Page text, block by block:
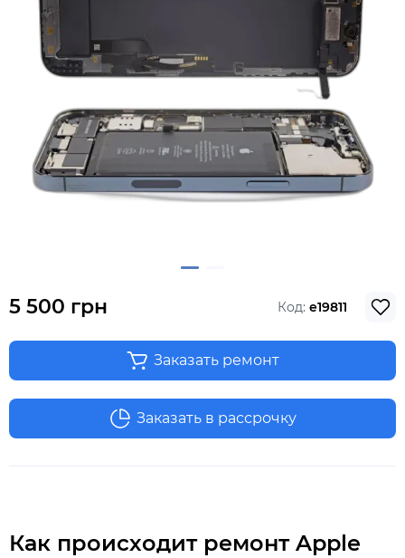
5 500 грн Код: e19811
Заказать ремонт
Заказать в рассрочку
Как происходит ремонт Apple